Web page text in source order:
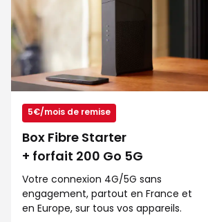
5€/mois de remise
Box Fibre Starter
+ forfait 200 Go 5G
Votre connexion 4G/5G sans
engagement, partout en France et
en Europe, sur tous vos appareils.
mois
au
lieu
de
46,98€
par
mois,
client
box
engagement
mois